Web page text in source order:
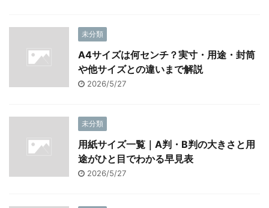
未分類
A4サイズは何センチ？実寸・用途・封筒
や他サイズとの違いまで解説
2026/5/27
未分類
用紙サイズ一覧｜A判・B判の大きさと用
途がひと目でわかる早見表
2026/5/27